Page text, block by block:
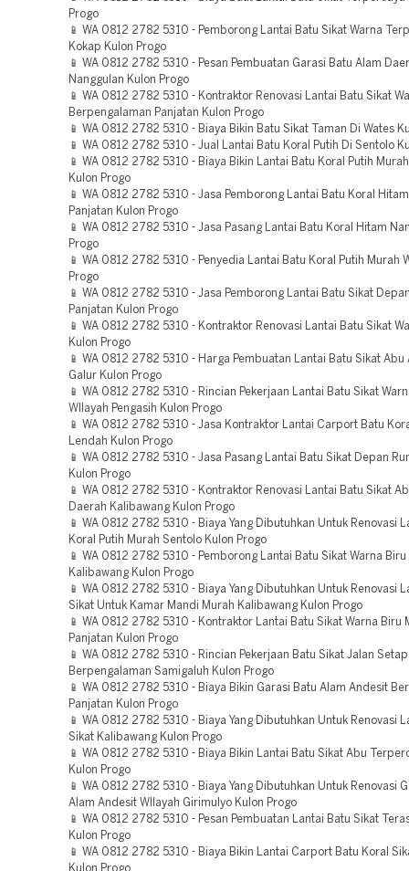
Progo
📱 WA 0812 2782 5310 - Pemborong Lantai Batu Sikat Warna
Kokap Kulon Progo
📱 WA 0812 2782 5310 - Pesan Pembuatan Garasi Batu Alam
Nanggulan Kulon Progo
📱 WA 0812 2782 5310 - Kontraktor Renovasi Lantai Batu Sikat
Berpengalaman Panjatan Kulon Progo
📱 WA 0812 2782 5310 - Biaya Bikin Batu Sikat Taman Di Wates
📱 WA 0812 2782 5310 - Jual Lantai Batu Koral Putih Di Sentolo
📱 WA 0812 2782 5310 - Biaya Bikin Lantai Batu Koral Putih
Kulon Progo
📱 WA 0812 2782 5310 - Jasa Pemborong Lantai Batu Koral
Panjatan Kulon Progo
📱 WA 0812 2782 5310 - Jasa Pasang Lantai Batu Koral Hitam
Progo
📱 WA 0812 2782 5310 - Penyedia Lantai Batu Koral Putih Murah
Progo
📱 WA 0812 2782 5310 - Jasa Pemborong Lantai Batu Sikat
Panjatan Kulon Progo
📱 WA 0812 2782 5310 - Kontraktor Renovasi Lantai Batu Sikat
Kulon Progo
📱 WA 0812 2782 5310 - Harga Pembuatan Lantai Batu Sikat Abu
Galur Kulon Progo
📱 WA 0812 2782 5310 - Rincian Pekerjaan Lantai Batu Sikat
WIlayah Pengasih Kulon Progo
📱 WA 0812 2782 5310 - Jasa Kontraktor Lantai Carport Batu
Lendah Kulon Progo
📱 WA 0812 2782 5310 - Jasa Pasang Lantai Batu Sikat Depan
Kulon Progo
📱 WA 0812 2782 5310 - Kontraktor Renovasi Lantai Batu Sikat
Daerah Kalibawang Kulon Progo
📱 WA 0812 2782 5310 - Biaya Yang Dibutuhkan Untuk Renovasi
Koral Putih Murah Sentolo Kulon Progo
📱 WA 0812 2782 5310 - Pemborong Lantai Batu Sikat Warna
Kalibawang Kulon Progo
📱 WA 0812 2782 5310 - Biaya Yang Dibutuhkan Untuk Renovasi
Sikat Untuk Kamar Mandi Murah Kalibawang Kulon Progo
📱 WA 0812 2782 5310 - Kontraktor Lantai Batu Sikat Warna Biru
Panjatan Kulon Progo
📱 WA 0812 2782 5310 - Rincian Pekerjaan Batu Sikat Jalan
Berpengalaman Samigaluh Kulon Progo
📱 WA 0812 2782 5310 - Biaya Bikin Garasi Batu Alam Andesit
Panjatan Kulon Progo
📱 WA 0812 2782 5310 - Biaya Yang Dibutuhkan Untuk Renovasi
Sikat Kalibawang Kulon Progo
📱 WA 0812 2782 5310 - Biaya Bikin Lantai Batu Sikat Abu
Kulon Progo
📱 WA 0812 2782 5310 - Biaya Yang Dibutuhkan Untuk Renovasi
Alam Andesit WIlayah Girimulyo Kulon Progo
📱 WA 0812 2782 5310 - Pesan Pembuatan Lantai Batu Sikat
Kulon Progo
📱 WA 0812 2782 5310 - Biaya Bikin Lantai Carport Batu Koral
Kulon Progo